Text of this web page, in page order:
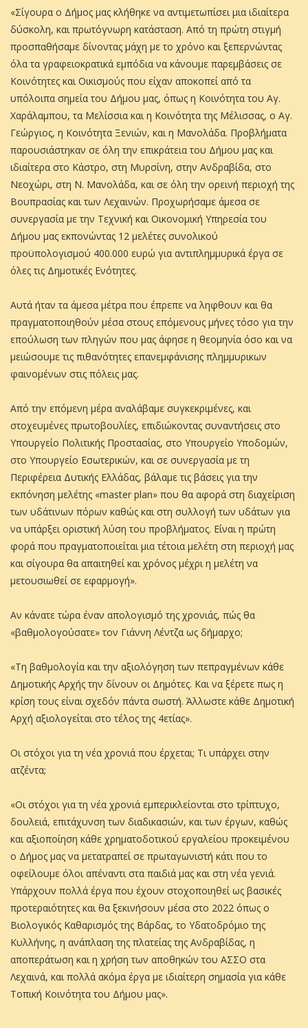
«Σίγουρα ο Δήμος μας κλήθηκε να αντιμετωπίσει μια ιδιαίτερα
δύσκολη, και πρωτόγνωρη κατάσταση. Από τη πρώτη στιγμή
προσπαθήσαμε δίνοντας μάχη με το χρόνο και ξεπερνώντας
όλα τα γραφειοκρατικά εμπόδια να κάνουμε παρεμβάσεις σε
Κοινότητες και Οικισμούς που είχαν αποκοπεί από τα
υπόλοιπα σημεία του Δήμου μας, όπως η Κοινότητα του Αγ.
Χαράλαμπου, τα Μελίσσια και η Κοινότητα της Μέλισσας, ο Αγ.
Γεώργιος, η Κοινότητα Ξενιών, και η Μανολάδα. Προβλήματα
παρουσιάστηκαν σε όλη την επικράτεια του Δήμου μας και
ιδιαίτερα στο Κάστρο, στη Μυρσίνη, στην Ανδραβίδα, στο
Νεοχώρι, στη Ν. Μανολάδα, και σε όλη την ορεινή περιοχή της
Βουπρασίας και των Λεχαινών. Προχωρήσαμε άμεσα σε
συνεργασία με την Τεχνική και Οικονομική Υπηρεσία του
Δήμου μας εκπονώντας 12 μελέτες συνολικού
προϋπολογισμού 400.000 ευρώ για αντιπλημμυρικά έργα σε
όλες τις Δημοτικές Ενότητες.
Αυτά ήταν τα άμεσα μέτρα που έπρεπε να ληφθουν και θα
πραγματοποιηθούν μέσα στους επόμενους μήνες τόσο για την
επούλωση των πληγών που μας άφησε η θεομηνία όσο και να
μειώσουμε τις πιθανότητες επανεμφάνισης πλημμυρικων
φαινομένων στις πόλεις μας.
Από την επόμενη μέρα αναλάβαμε συγκεκριμένες, και
στοχευμένες πρωτοβουλίες, επιδιώκοντας συναντήσεις στο
Υπουργείο Πολιτικής Προστασίας, στο Υπουργείο Υποδομών,
στο Υπουργείο Εσωτερικών, και σε συνεργασία με τη
Περιφέρεια Δυτικής Ελλάδας, βάλαμε τις βάσεις για την
εκπόνηση μελέτης «master plan» που θα αφορά στη διαχείριση
των υδάτινων πόρων καθώς και στη συλλογή των υδάτων για
να υπάρξει οριστική λύση του προβλήματος. Είναι η πρώτη
φορά που πραγματοποιείται μια τέτοια μελέτη στη περιοχή μας
και σίγουρα θα απαιτηθεί και χρόνος μέχρι η μελέτη να
μετουσιωθεί σε εφαρμογή».
Αν κάνατε τώρα έναν απολογισμό της χρονιάς, πώς θα
«βαθμολογούσατε» τον Γιάννη Λέντζα ως δήμαρχο;
«Τη βαθμολογία και την αξιολόγηση των πεπραγμένων κάθε
Δημοτικής Αρχής την δίνουν οι Δημότες. Και να ξέρετε πως η
κρίση τους είναι σχεδόν πάντα σωστή. Άλλωστε κάθε Δημοτική
Αρχή αξιολογείται στο τέλος της 4ετίας».
Οι στόχοι για τη νέα χρονιά που έρχεται; Τι υπάρχει στην
ατζέντα;
«Οι στόχοι για τη νέα χρονιά εμπερικλείονται στο τρίπτυχο,
δουλειά, επιτάχυνση των διαδικασιών, και των έργων, καθώς
και αξιοποίηση κάθε χρηματοδοτικού εργαλείου προκειμένου
ο Δήμος μας να μετατραπεί σε πρωταγωνιστή κάτι που το
οφείλουμε όλοι απέναντι στα παιδιά μας και στη νέα γενιά.
Υπάρχουν πολλά έργα που έχουν στοχοποιηθεί ως βασικές
προτεραιότητες και θα ξεκινήσουν μέσα στο 2022 όπως ο
Βιολογικός Καθαρισμός της Βάρδας, το Υδατοδρόμιο της
Κυλλήνης, η ανάπλαση της πλατείας της Ανδραβίδας, η
αποπεράτωση και η χρήση των αποθηκών του ΑΣΣΟ στα
Λεχαινά, και πολλά ακόμα έργα με ιδιαίτερη σημασία για κάθε
Τοπική Κοινότητα του Δήμου μας».